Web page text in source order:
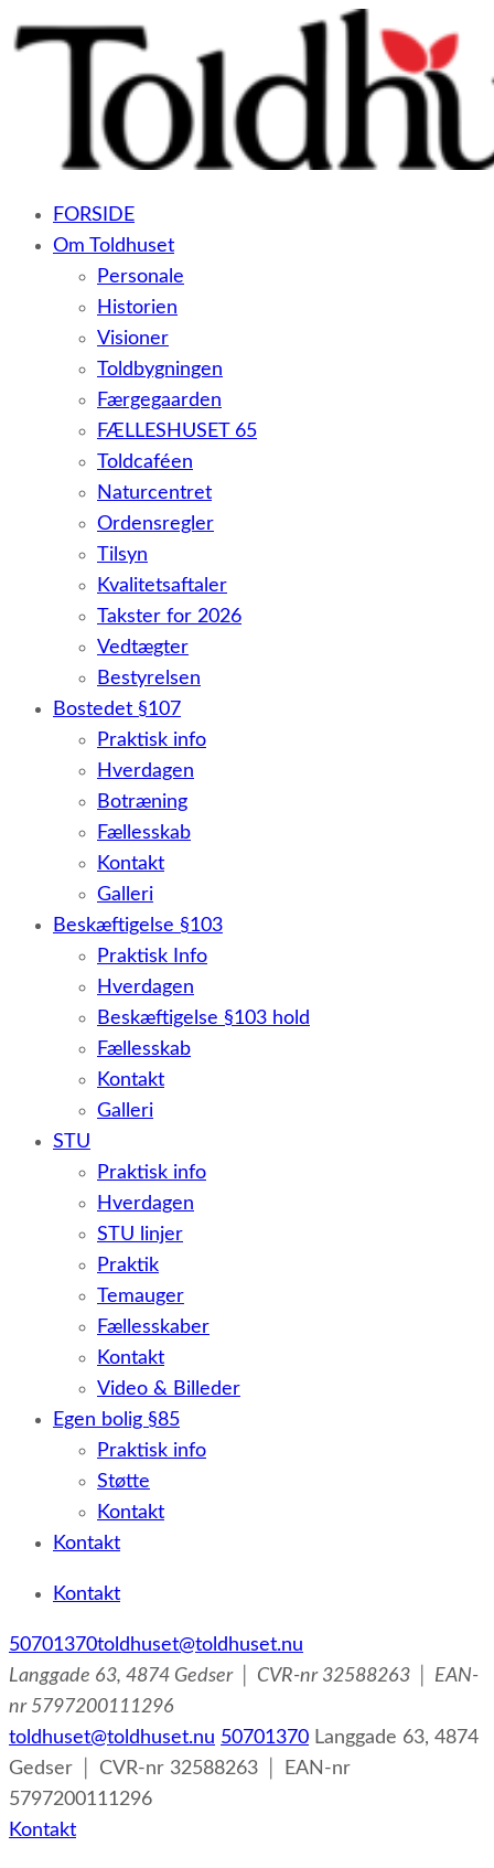
– et botilbud til voksne udviklingshæmmede og sent
udviklede personer samt voksne med psykiske lidelser
FORSIDE
Om Toldhuset
Personale
Historien
Visioner
Toldbygningen
Færgegaarden
FÆLLESHUSET 65
Toldcaféen
Naturcentret
Ordensregler
Tilsyn
Kvalitetsaftaler
Takster for 2026
Vedtægter
Bestyrelsen
Bostedet §107
Praktisk info
Hverdagen
Botræning
Fællesskab
Kontakt
Galleri
Beskæftigelse §103
Praktisk Info
Hverdagen
Beskæftigelse §103 hold
Fællesskab
Kontakt
Galleri
STU
Praktisk info
Hverdagen
STU linjer
Praktik
Temauger
Fællesskaber
Kontakt
Video & Billeder
Egen bolig §85
Praktisk info
Støtte
Kontakt
Kontakt
Kontakt
50701370toldhuset@toldhuset.nu
Langgade 63, 4874 Gedser │ CVR-nr 32588263 │ EAN-
nr 5797200111296
toldhuset@toldhuset.nu 50701370 Langgade 63, 4874
Gedser │ CVR-nr 32588263 │ EAN-nr
5797200111296
Kontakt